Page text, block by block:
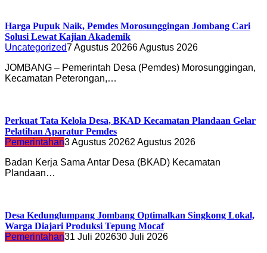
Harga Pupuk Naik, Pemdes Morosunggingan Jombang Cari
Solusi Lewat Kajian Akademik
Uncategorized7 Agustus 20266 Agustus 2026
JOMBANG – Pemerintah Desa (Pemdes) Morosunggingan,
Kecamatan Peterongan,…
Perkuat Tata Kelola Desa, BKAD Kecamatan Plandaan Gelar
Pelatihan Aparatur Pemdes
Pemerintahan3 Agustus 20262 Agustus 2026
Badan Kerja Sama Antar Desa (BKAD) Kecamatan
Plandaan…
Desa Kedunglumpang Jombang Optimalkan Singkong Lokal,
Warga Diajari Produksi Tepung Mocaf
Pemerintahan31 Juli 202630 Juli 2026